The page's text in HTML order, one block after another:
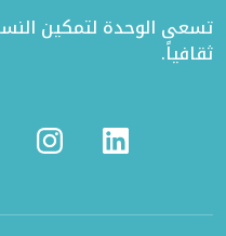
تسعى الوحدة لتمكين
ثقافياً.
InstagramLinkedin